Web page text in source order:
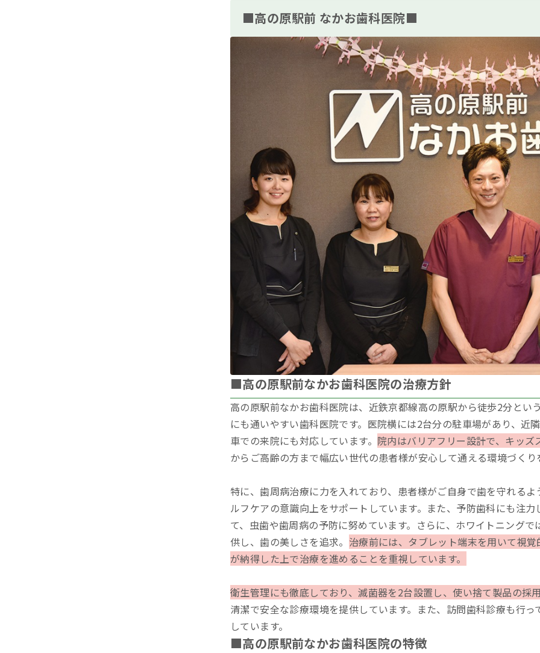
■高の原駅前 なかお歯科医院■
■高の原駅前なかお歯科医院の治療方針
高の原駅前なかお歯科医院は、近鉄京都線高の原駅から徒歩2分とい
にも通いやすい歯科医院です。医院横には2台分の駐車場があり、近
車での来院にも対応しています。 院内はバリアフリー設計で、キッズ
からご高齢の方まで幅広い世代の患者様が安心して通える環境づく
特に、歯周病治療に力を入れており、患者様がご自身で歯を守れる
ルフケアの意識向上をサポートしています。また、予防歯科にも注
て、虫歯や歯周病の予防に努めています。さらに、ホワイトニング
供し、歯の美しさを追求。 治療前には、タブレット端末を用いて視
が納得した上で治療を進めることを重視しています。
衛生管理にも徹底しており、滅菌器を2台設置し、使い捨て製品の採
清潔で安全な診療環境を提供しています。また、訪問歯科診療も行
しています。
■高の原駅前なかお歯科医院の特徴